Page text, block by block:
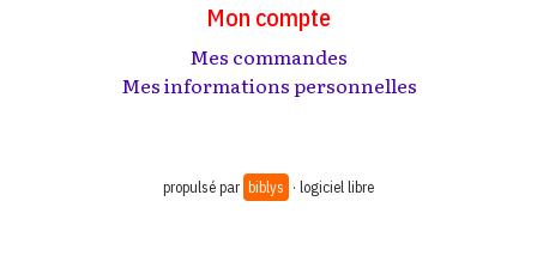
Mon compte
Mes commandes
Mes informations personnelles
propulsé par biblys · logiciel libre